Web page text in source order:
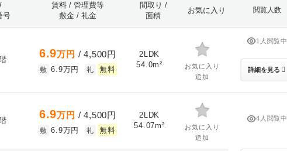
号
賃料 / 管理費等
敷金 / 礼金
間取り /
面積
お気に入り 閲覧人数
6.9万円 / 4,500円
敷 6.9万円 礼 無料
2LDK
54.0m²
お気に入り
追加
1人閲覧中
詳細を見る
6.9万円 / 4,500円
敷 6.9万円 礼 無料
2LDK
54.07m²
お気に入り
追加
4人閲覧中